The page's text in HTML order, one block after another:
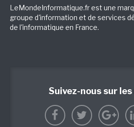
LeMondeInformatique.fr est une
groupe d'information et de services
de l'informatique en France.
Suivez-nous sur